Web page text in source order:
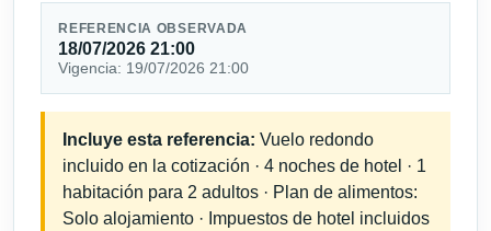
REFERENCIA OBSERVADA
18/07/2026 21:00
Vigencia: 19/07/2026 21:00
Incluye esta referencia: Vuelo redondo
incluido en la cotización · 4 noches de hotel · 1
habitación para 2 adultos · Plan de alimentos:
Solo alojamiento · Impuestos de hotel incluidos